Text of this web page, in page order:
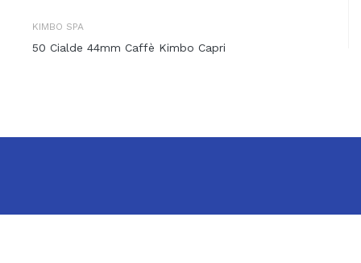
KIMBO SPA
50 Cialde 44mm Caffè Kimbo Capri